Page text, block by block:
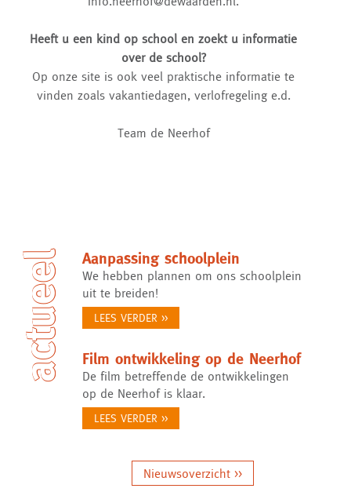
Heeft u een kind op school en zoekt u informatie
over de school?
Op onze site is ook veel praktische informatie te
vinden zoals vakantiedagen, verlofregeling e.d.
Team de Neerhof
actueel Aanpassing schoolplein
We hebben plannen om ons schoolplein
uit te breiden!
LEES VERDER >>
Film ontwikkeling op de Neerhof
De film betreffende de ontwikkelingen
op de Neerhof is klaar.
LEES VERDER >>
Nieuwsoverzicht >>